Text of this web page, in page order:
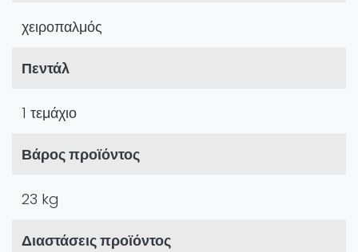
χειροπαλμός
Πεντάλ
1 τεμάχιο
Βάρος προϊόντος
23 kg
Διαστάσεις προϊόντος